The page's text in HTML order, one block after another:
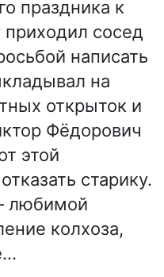
праздника к
сосед
написать
на
открыток и
Фёдорович
этой
старику.
любимой
колхоза,